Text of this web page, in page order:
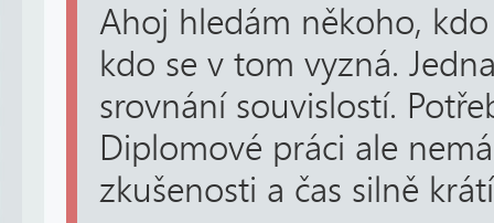
Ahoj hledám někoho,
kdo se v tom vyzná.
srovnání souvislostí.
Diplomové práci ale
zkušenosti a čas silně